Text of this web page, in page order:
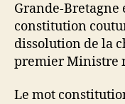
Grande-Bretagne
constitution
dissolution de la
premier Ministre
Le mot